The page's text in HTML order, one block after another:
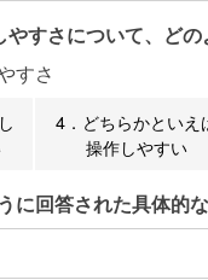
やすさについて、ど
すさ
4．どちらかといえ
操作しやすい
に回答された具体的
に回答された具体的